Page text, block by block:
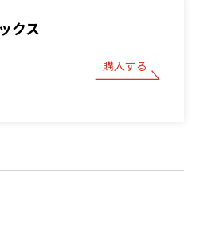
クス
購入する